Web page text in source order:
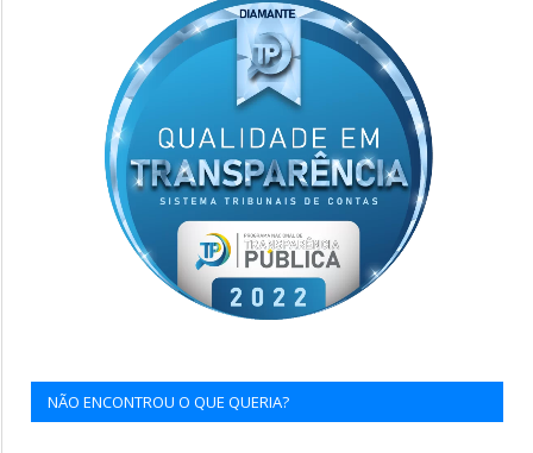
NÃO ENCONTROU O QUE QUERIA?